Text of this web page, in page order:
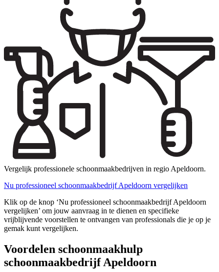
Vergelijk professionele schoonmaakbedrijven in regio Apeldoorn.
Nu professioneel schoonmaakbedrijf Apeldoorn vergelijken
Klik op de knop ‘Nu professioneel schoonmaakbedrijf Apeldoorn
vergelijken’ om jouw aanvraag in te dienen en specifieke
vrijblijvende voorstellen te ontvangen van professionals die je op je
gemak kunt vergelijken.
Voordelen schoonmaakhulp
schoonmaakbedrijf Apeldoorn